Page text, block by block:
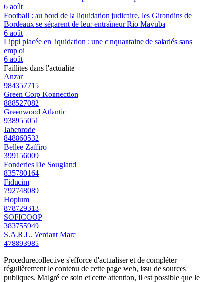
6 août
Football : au bord de la liquidation judicaire, les Girondins de
Bordeaux se séparent de leur entraîneur Rio Mavuba
6 août
Lippi placée en liquidation : une cinquantaine de salariés sans
emploi
6 août
Faillites dans l'actualité
Anzar
984357715
Green Corp Konnection
888527082
Greenwood Atlantic
938955051
Jabeprode
848860532
Bellee Zaffiro
399156009
Fonderies De Sougland
835780164
Fiducim
792748089
Hopium
878729318
SOFICOOP
383755949
S.A.R.L. Verdant Marc
478893985
Procedurecollective s'efforce d'actualiser et de compléter
régulièrement le contenu de cette page web, issu de sources
publiques. Malgré ce soin et cette attention, il est possible que le